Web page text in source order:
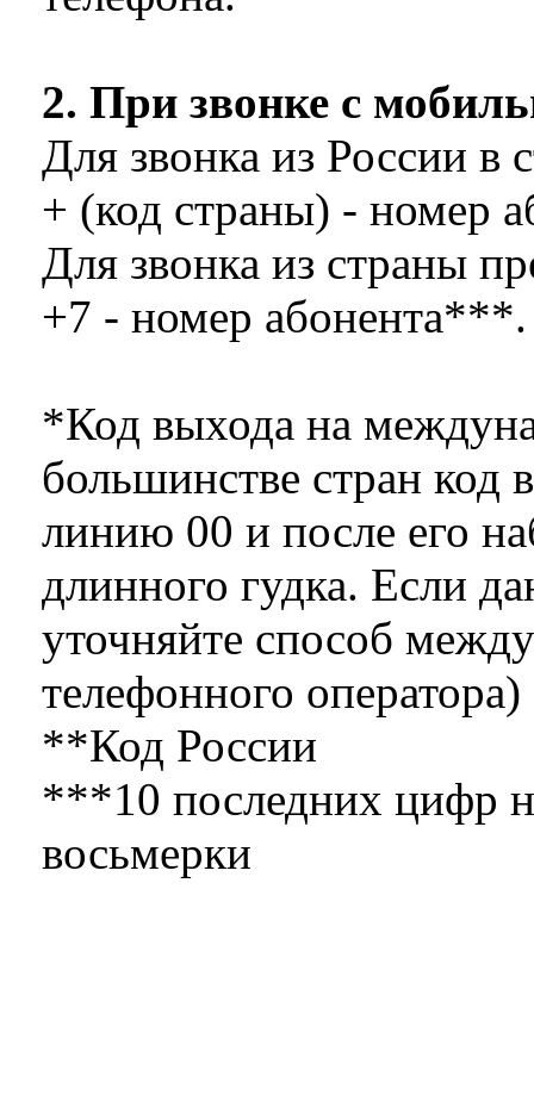
2. При звонке с
Для звонка из России в
+ (код страны) - номер
Для звонка из страны
+7 - номер абонента***.
*Код выхода на
большинстве стран
линию 00 и после его
длинного гудка. Если
уточняйте способ
телефонного оператора)
**Код России
***10 последних цифр
восьмерки